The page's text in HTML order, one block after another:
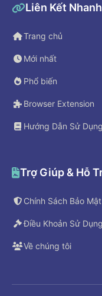
Liên Kết Nhanh
Trang chủ
Mới nhất
Phổ biến
Browser Extension
Hướng Dẫn Sử Dụng
Trợ Giúp & Hỗ
Chính Sách Bảo Mật
Điều Khoản Sử Dụng
Về chúng tôi